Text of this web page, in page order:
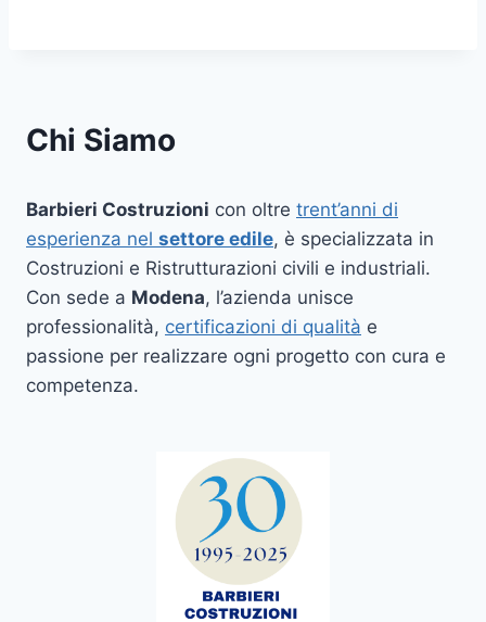
Chi Siamo
Barbieri Costruzioni con oltre trent’anni di
esperienza nel settore edile, è specializzata in
Costruzioni e Ristrutturazioni civili e industriali.
Con sede a Modena, l’azienda unisce
professionalità, certificazioni di qualità e
passione per realizzare ogni progetto con cura e
competenza.